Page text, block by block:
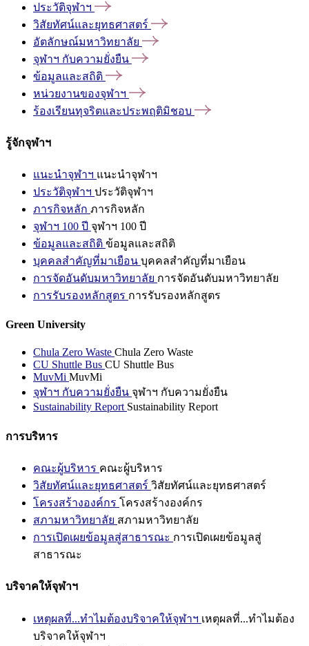
ประวัติจุฬาฯ
วิสัยทัศน์และยุทธศาสตร์
อัตลักษณ์มหาวิทยาลัย
จุฬาฯ กับความยั่งยืน
ข้อมูลและสถิติ
หน่วยงานของจุฬาฯ
ร้องเรียนทุจริตและประพฤติมิชอบ
รู้จักจุฬาฯ
แนะนำจุฬาฯ แนะนำจุฬาฯ
ประวัติจุฬาฯ ประวัติจุฬาฯ
ภารกิจหลัก ภารกิจหลัก
จุฬาฯ 100 ปี จุฬาฯ 100 ปี
ข้อมูลและสถิติ ข้อมูลและสถิติ
บุคคลสำคัญที่มาเยือน บุคคลสำคัญที่มาเยือน
การจัดอันดับมหาวิทยาลัย การจัดอันดับมหาวิทยาลัย
การรับรองหลักสูตร การรับรองหลักสูตร
Green University
Chula Zero Waste Chula Zero Waste
CU Shuttle Bus CU Shuttle Bus
MuvMi MuvMi
จุฬาฯ กับความยั่งยืน จุฬาฯ กับความยั่งยืน
Sustainability Report Sustainability Report
การบริหาร
คณะผู้บริหาร คณะผู้บริหาร
วิสัยทัศน์และยุทธศาสตร์ วิสัยทัศน์และยุทธศาสตร์
โครงสร้างองค์กร โครงสร้างองค์กร
สภามหาวิทยาลัย สภามหาวิทยาลัย
การเปิดเผยข้อมูลสู่สาธารณะ การเปิดเผยข้อมูลสู่
สาธารณะ
บริจาคให้จุฬาฯ
เหตุผลที่...ทำไมต้องบริจาคให้จุฬาฯ เหตุผลที่...ทำไมต้อง
บริจาคให้จุฬาฯ